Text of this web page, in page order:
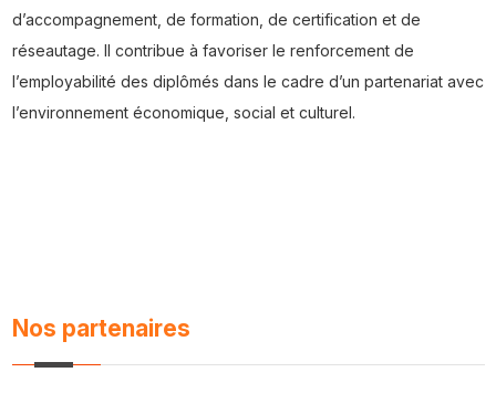
d’accompagnement, de formation, de certification et de
réseautage. Il contribue à favoriser le renforcement de
l’employabilité des diplômés dans le cadre d’un partenariat avec
l’environnement économique, social et culturel.
Nos partenaires